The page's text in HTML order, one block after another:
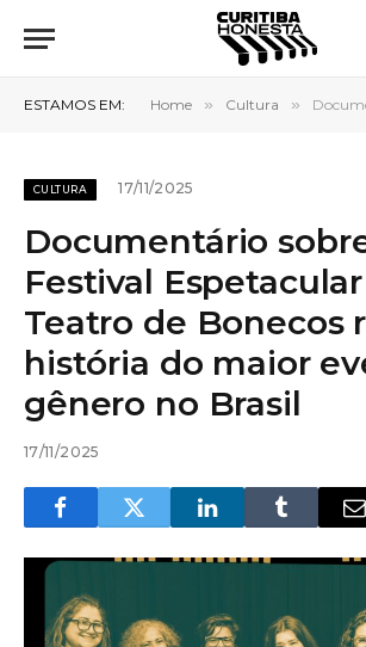
ESTAMOS EM: Home » Cultura » Documentário sobre Festival
CULTURA 17/11/2025
Documentário
Festival
Teatro de Bonecos
história do maior
gênero no Brasil
17/11/2025